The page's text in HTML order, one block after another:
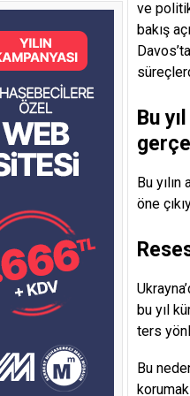
ve
bakış
Bu
Bu
öne
bu yıl
ters
Bu